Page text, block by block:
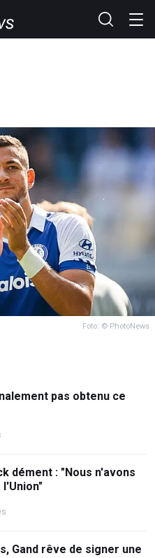
Foto: © PhotoNews
pas obtenu ce
dément : "Nous n'avons
l'Union"
Gand rêve de signer une